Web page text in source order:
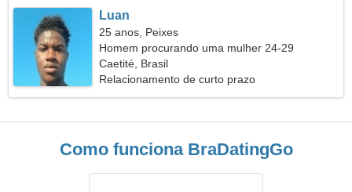
Luan
25 anos, Peixes
Homem procurando uma mulher 24-29
Caetité, Brasil
Relacionamento de curto prazo
Como funciona BraDatingGo